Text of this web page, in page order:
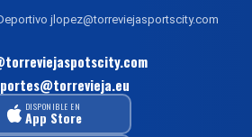
jlopez@torreviejasportscity.com
DISPONIBLE EN
App Store